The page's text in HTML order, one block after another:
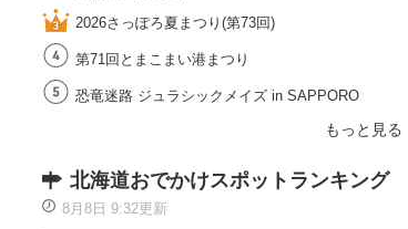
2026さっぽろ夏まつり(第73回)
第71回とまこまい港まつり
恐竜迷路 ジュラシックメイズ in SAPPORO
もっと見る
北海道おでかけスポットランキング
8月8日 9:32更新